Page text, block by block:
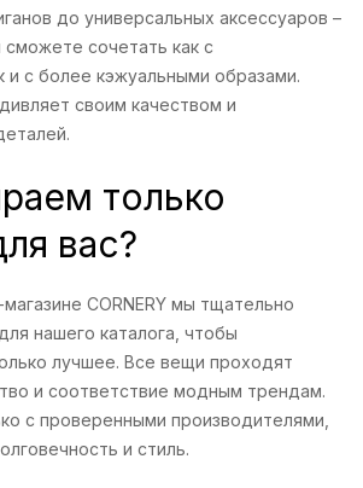
до универсальных аксессуаров –
сочетать как с
и с более кэжуальными образами.
своим качеством и
только
вас?
CORNERY мы тщательно
нашего каталога, чтобы
лучшее. Все вещи проходят
и соответствие модным трендам.
с проверенными производителями,
и стиль.